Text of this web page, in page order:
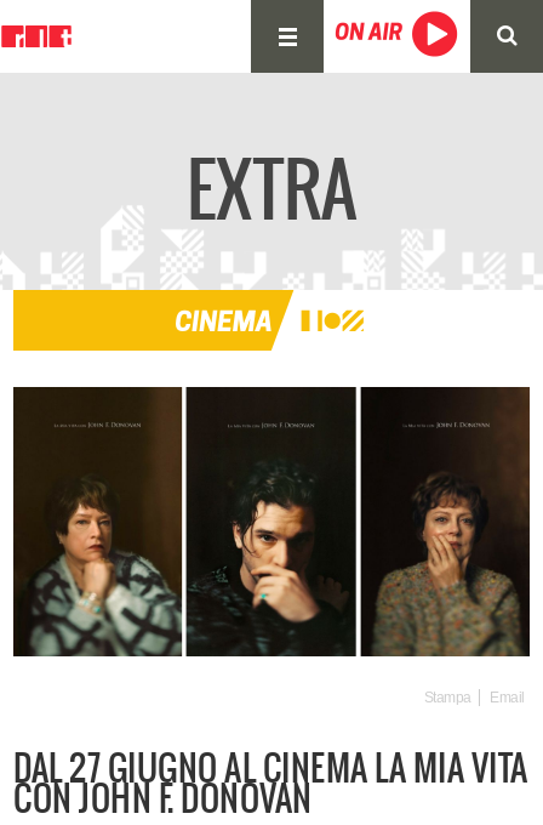
EXTRA
Stampa Email
DAL 27 GIUGNO AL CINEMA LA MIA VITA
CON JOHN F. DONOVAN